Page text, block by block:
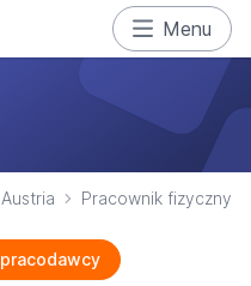
Menu
Austria Pracownik fizyczny